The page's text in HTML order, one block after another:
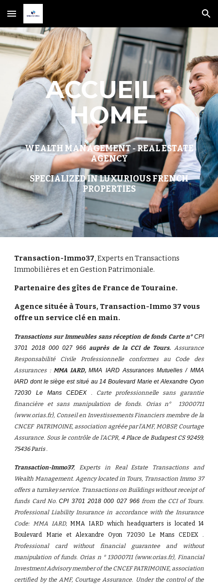
Skip to main content Skip to navigation
ACCUEIL -
HOME
WEALTH MANAGEMENT - REAL ESTATE
AGENCY
SPECIALIZED IN LUXURIOUS FRENCH
PROPERTIES
Transaction-Immo37, Experts en Transactions
Immobilières et en Gestion Patrimoniale.
Partenaire des gîtes de France de Touraine.
Agence située à Tours, Transaction-Immo 37 vous
offre un service clé en main.
Transactions sur Immeubles sans réception de fonds Carte n°CPI
3701 2018 000 027 966 auprès de la CCI de Tours. Assurance
Responsabilité Civile Professionnelle conformes au Code des
Assurances : MMA IARD,MMA IARD Assurances Mutuelles / MMA
IARD dont le siège est situé au 14 Boulevard Marie et Alexandre Oyon
72030 Le Mans CEDEX . Carte professionnelle sans garantie
financière et sans manipulation de fonds. Orias n° 13000711
(www.orias.fr), Conseil en Investissements Financiers membre de la
CNCEF PATRIMOINE, association agréée par l'AMF, MOBSP, Courtage
Assurance. Sous le contrôle de l'ACPR, 4 Place de Budapest CS 92459,
75436 Paris.
Transaction-Immo37, Experts in Real Estate Transactions and
Wealth Management. Agency located in Tours, Transaction Immo 37
offers a turnkey service. Transactions on Buildings without receipt of
funds Card No.CPI 3701 2018 000 027 966 from the CCI of Tours.
Professional Liability Insurance in accordance with the Insurance
Code: MMA IARD, MMA IARD which headquarters is located14
Boulevard Marie et Alexandre Oyon 72030 Le Mans CEDEX .
Professional card without financial guarantee and without
manipulation of funds. Orias n ° 13000711 (www.orias.fr),Financial
Investment Advisory member of the CNCEF PATRIMOINE, association
certified by the AMF, Courtage Assurance. Under the control of the